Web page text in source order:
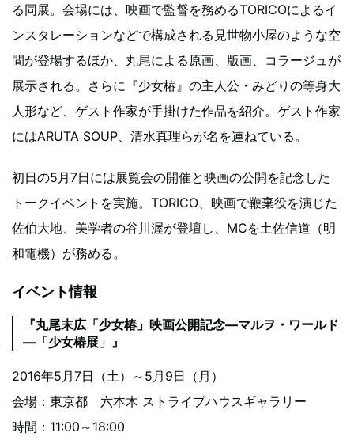
る同展。会場には、映画で監督を務めるTORICOによるイ
ンスタレーションなどで構成される見世物小屋のような空
間が登場するほか、丸尾による原画、版画、コラージュが
展示される。さらに『少女椿』の主人公・みどりの等身大
人形など、ゲスト作家が手掛けた作品を紹介。ゲスト作家
にはARUTA SOUP、清水真理らが名を連ねている。
初日の5月7日には展覧会の開催と映画の公開を記念した
トークイベントを実施。TORICO、映画で鞭棄役を演じた
佐伯大地、美学者の谷川渥が登壇し、MCを土佐信道（明
和電機）が務める。
イベント情報
『丸尾末広「少女椿」映画公開記念―マルヲ・ワールド
―「少女椿展」』
2016年5月7日（土）～5月9日（月）
会場：東京都 六本木 ストライプハウスギャラリー
時間：11:00～18:00